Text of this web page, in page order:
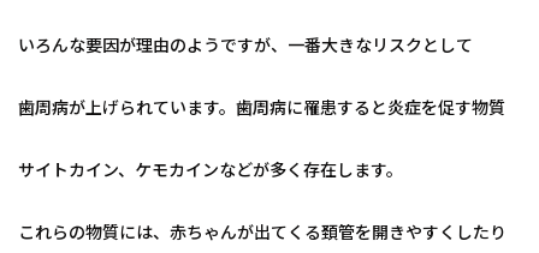
いろんな要因が理由のようですが、一番大きなリスクとして
歯周病が上げられています。歯周病に罹患すると炎症を促す物質
サイトカイン、ケモカインなどが多く存在します。
これらの物質には、赤ちゃんが出てくる頚管を開きやすくしたり